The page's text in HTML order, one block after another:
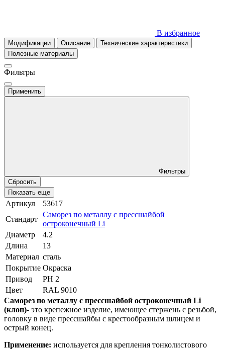
В избранное
Модификации Описание
Технические характеристики
Полезные материалы
Фильтры
Применить
Фильтры
Сбросить
Показать еще
Артикул
53617
Стандарт
Саморез по металлу с прессшайбой
остроконечный Li
Диаметр
4.2
Длина
13
Материал сталь
Покрытие Окраска
Привод
PH 2
Цвет
RAL 9010
Саморез по металлу с прессшайбой остроконечный Li
(клоп)- это крепежное изделие, имеющее стержень с резьбой,
головку в виде прессшайбы с крестообразным шлицем и
острый конец.
Применение: используется для крепления тонколистового